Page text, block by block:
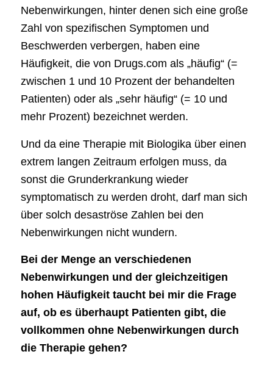
Nebenwirkungen, hinter denen sich eine große
Zahl von spezifischen Symptomen und
Beschwerden verbergen, haben eine
Häufigkeit, die von Drugs.com als „häufig“ (=
zwischen 1 und 10 Prozent der behandelten
Patienten) oder als „sehr häufig“ (= 10 und
mehr Prozent) bezeichnet werden.
Und da eine Therapie mit Biologika über einen
extrem langen Zeitraum erfolgen muss, da
sonst die Grunderkrankung wieder
symptomatisch zu werden droht, darf man sich
über solch desaströse Zahlen bei den
Nebenwirkungen nicht wundern.
Bei der Menge an verschiedenen
Nebenwirkungen und der gleichzeitigen
hohen Häufigkeit taucht bei mir die Frage
auf, ob es überhaupt Patienten gibt, die
vollkommen ohne Nebenwirkungen durch
die Therapie gehen?